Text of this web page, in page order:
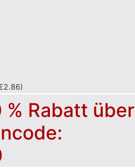
2.86)
% Rabatt über